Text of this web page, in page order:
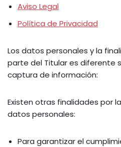
Aviso Legal
Política de Privacidad
Los datos personales y la
parte del Titular es diferente
captura de información:
Existen otras finalidades por
datos personales:
Para garantizar el